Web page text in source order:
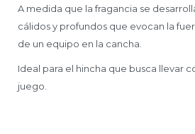
A medida que la fragancia se
cálidos y profundos que evocan la
de un equipo en la cancha.
Ideal para el hincha que busca llevar
juego.